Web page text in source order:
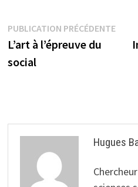
Navigation
de
PUBLICATION PRÉCÉDENTE
L’art à l’épreuve du
social
Hugues